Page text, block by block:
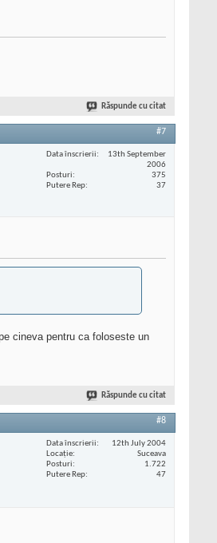
Răspunde cu citat
#7
Data înscrierii
13th September
2006
Posturi
375
Putere Rep
37
cineva pentru ca foloseste un
Răspunde cu citat
#8
Data înscrierii
12th July 2004
Locaţie
Suceava
Posturi
1.722
Putere Rep
47